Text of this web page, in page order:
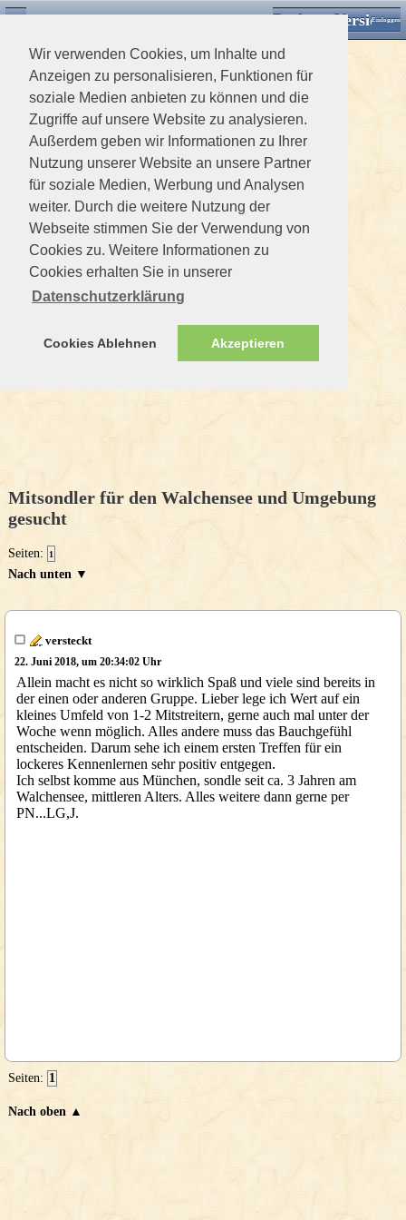
Wir verwenden Cookies, um Inhalte und
Anzeigen zu personalisieren, Funktionen für
soziale Medien anbieten zu können und die
Zugriffe auf unsere Website zu analysieren.
Außerdem geben wir Informationen zu Ihrer
Nutzung unserer Website an unsere Partner
für soziale Medien, Werbung und Analysen
weiter. Durch die weitere Nutzung der
Webseite stimmen Sie der Verwendung von
Cookies zu. Weitere Informationen zu
Cookies erhalten Sie in unserer
Datenschutzerklärung
Cookies Ablehnen Akzeptieren
Desktop VersionEinloggen
Mitsondler für den Walchensee und Umgebung
gesucht
Seiten: 1
Nach unten ▼
versteckt
22. Juni 2018, um 20:34:02 Uhr
Allein macht es nicht so wirklich Spaß und viele sind bereits in
der einen oder anderen Gruppe. Lieber lege ich Wert auf ein
kleines Umfeld von 1-2 Mitstreitern, gerne auch mal unter der
Woche wenn möglich. Alles andere muss das Bauchgefühl
entscheiden. Darum sehe ich einem ersten Treffen für ein
lockeres Kennenlernen sehr positiv entgegen.
Ich selbst komme aus München, sondle seit ca. 3 Jahren am
Walchensee, mittleren Alters. Alles weitere dann gerne per
PN...LG,J.
Seiten: 1
Nach oben ▲